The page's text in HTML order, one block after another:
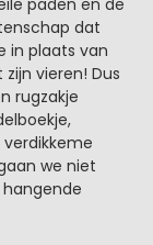
dat
in plaats van
vieren! Dus
rugzakje
we niet